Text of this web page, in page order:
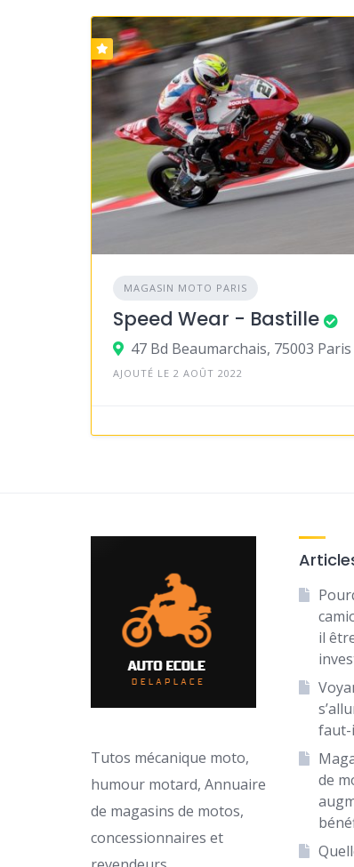
MAGASIN MOTO PARIS
Speed Wear - Bastille
47 Bd Beaumarchais, 75003 Paris
AJOUTÉ LE 2 AOÛT 2022
Tutos mécanique moto,
humour motard, Annuaire
de magasins de motos,
concessionnaires et
il
faut-
de